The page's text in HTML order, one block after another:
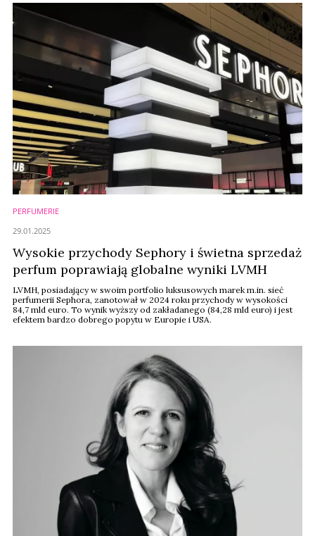
PERFUMERIE
Wysokie przychody Sephory i świetna sprzedaż
perfum poprawiają globalne wyniki LVMH
LVMH, posiadający w swoim portfolio luksusowych marek m.in. sieć
perfumerii Sephora, zanotował w 2024 roku przychody w wysokości
84,7 mld euro. To wynik wyższy od zakładanego (84,28 mld euro) i jest
efektem bardzo dobrego popytu w Europie i USA.
29.01.2025